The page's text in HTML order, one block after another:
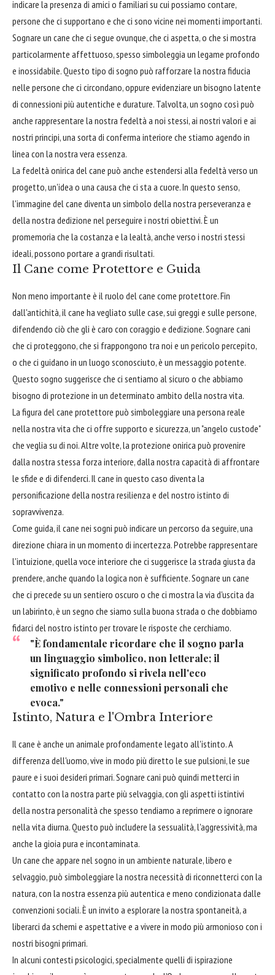
indicare la presenza di amici o familiari su cui possiamo contare,
persone che ci supportano e che ci sono vicine nei momenti importanti.
Sognare un cane che ci segue ovunque, che ci aspetta, o che si mostra
particolarmente affettuoso, spesso simboleggia un legame profondo
e inossidabile. Questo tipo di sogno può rafforzare la nostra fiducia
nelle persone che ci circondano, oppure evidenziare un bisogno latente
di connessioni più autentiche e durature. Talvolta, un sogno così può
anche rappresentare la nostra fedeltà a noi stessi, ai nostri valori e ai
nostri principi, una sorta di conferma interiore che stiamo agendo in
linea con la nostra vera essenza.
La fedeltà onirica del cane può anche estendersi alla fedeltà verso un
progetto, un'idea o una causa che ci sta a cuore. In questo senso,
l'immagine del cane diventa un simbolo della nostra perseveranza e
della nostra dedizione nel perseguire i nostri obiettivi. È un
promemoria che la costanza e la lealtà, anche verso i nostri stessi
ideali, possono portare a grandi risultati.
Il Cane come Protettore e Guida
Non meno importante è il ruolo del cane come protettore. Fin
dall'antichità, il cane ha vegliato sulle case, sui greggi e sulle persone,
difendendo ciò che gli è caro con coraggio e dedizione. Sognare cani
che ci proteggono, che si frappongono tra noi e un pericolo percepito,
o che ci guidano in un luogo sconosciuto, è un messaggio potente.
Questo sogno suggerisce che ci sentiamo al sicuro o che abbiamo
bisogno di protezione in un determinato ambito della nostra vita.
La figura del cane protettore può simboleggiare una persona reale
nella nostra vita che ci offre supporto e sicurezza, un "angelo custode"
che veglia su di noi. Altre volte, la protezione onirica può provenire
dalla nostra stessa forza interiore, dalla nostra capacità di affrontare
le sfide e di difenderci. Il cane in questo caso diventa la
personificazione della nostra resilienza e del nostro istinto di
sopravvivenza.
Come guida, il cane nei sogni può indicare un percorso da seguire, una
direzione chiara in un momento di incertezza. Potrebbe rappresentare
l'intuizione, quella voce interiore che ci suggerisce la strada giusta da
prendere, anche quando la logica non è sufficiente. Sognare un cane
che ci precede su un sentiero oscuro o che ci mostra la via d'uscita da
un labirinto, è un segno che siamo sulla buona strada o che dobbiamo
fidarci del nostro istinto per trovare le risposte che cerchiamo.
"È fondamentale ricordare che il sogno parla
un linguaggio simbolico, non letterale; il
significato profondo si rivela nell'eco
emotivo e nelle connessioni personali che
evoca."
Istinto, Natura e l'Ombra Interiore
Il cane è anche un animale profondamente legato all'istinto. A
differenza dell'uomo, vive in modo più diretto le sue pulsioni, le sue
paure e i suoi desideri primari. Sognare cani può quindi metterci in
contatto con la nostra parte più selvaggia, con gli aspetti istintivi
della nostra personalità che spesso tendiamo a reprimere o ignorare
nella vita diurna. Questo può includere la sessualità, l'aggressività, ma
anche la gioia pura e incontaminata.
Un cane che appare nel sogno in un ambiente naturale, libero e
selvaggio, può simboleggiare la nostra necessità di riconnetterci con la
natura, con la nostra essenza più autentica e meno condizionata dalle
convenzioni sociali. È un invito a esplorare la nostra spontaneità, a
liberarci da schemi e aspettative e a vivere in modo più armonioso con i
nostri bisogni primari.
In alcuni contesti psicologici, specialmente quelli di ispirazione